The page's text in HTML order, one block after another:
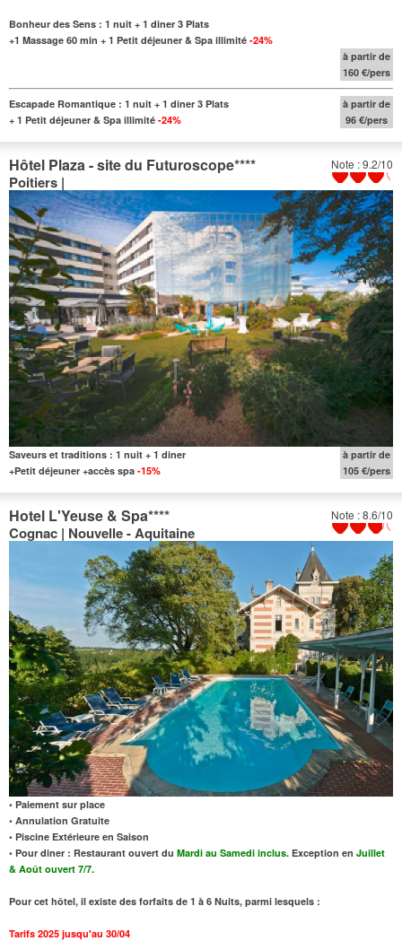
Bonheur des Sens : 1 nuit + 1 diner 3 Plats
+1 Massage 60 min + 1 Petit déjeuner & Spa illimité -24%
à partir de
160 €/pers
Escapade Romantique : 1 nuit + 1 diner 3 Plats
+ 1 Petit déjeuner & Spa illimité -24%
à partir de
96 €/pers
Note : 9.2/10
Hôtel Plaza - site du Futuroscope****
Poitiers |
Saveurs et traditions : 1 nuit + 1 diner
+Petit déjeuner +accès spa -15%
à partir de
105 €/pers
Note : 8.6/10
Hotel L'Yeuse & Spa****
Cognac | Nouvelle - Aquitaine
• Paiement sur place
• Annulation Gratuite
• Piscine Extérieure en Saison
• Pour diner : Restaurant ouvert du Mardi au Samedi inclus. Exception en Juillet
& Août ouvert 7/7.
Pour cet hôtel, il existe des forfaits de 1 à 6 Nuits, parmi lesquels :
Tarifs 2025 jusqu'au 30/04